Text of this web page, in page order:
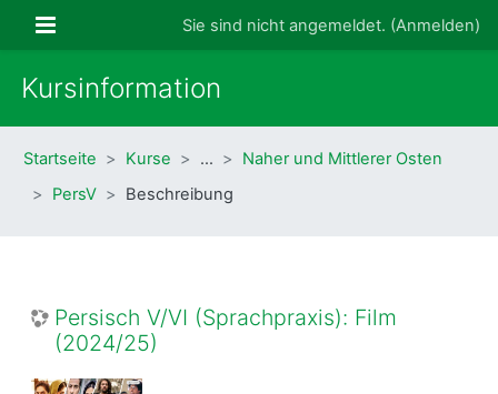
Website-ÜbersichtSie sind nicht angemeldet. (Anmelden)
Kursinformation
Startseite Kurse …
Naher und Mittlerer Osten
PersV
Beschreibung
Persisch V/VI (Sprachpraxis): Film
(2024/25)